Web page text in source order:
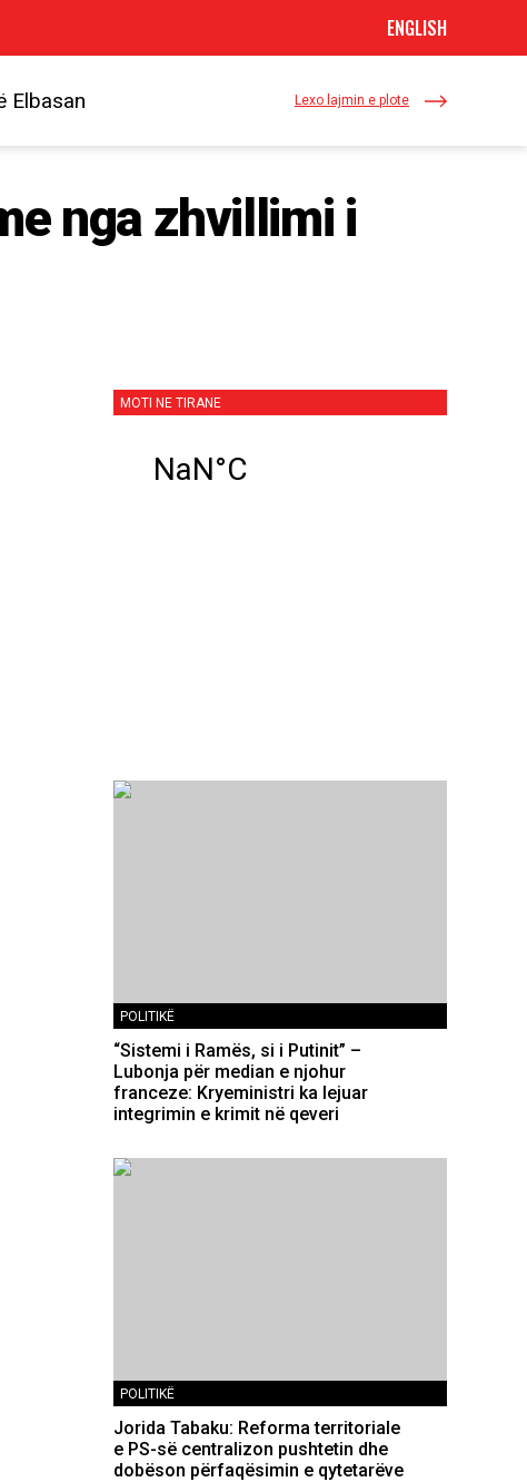
ENGLISH
Elbasan Lexo lajmin e plote
nga zhvillimi i
MOTI NE TIRANE
POLITIKË
“Sistemi i Ramës, si i Putinit” –
Lubonja për median e njohur
franceze: Kryeministri ka lejuar
integrimin e krimit në qeveri
POLITIKË
Jorida Tabaku: Reforma territoriale
e PS-së centralizon pushtetin dhe
dobëson përfaqësimin e qytetarëve